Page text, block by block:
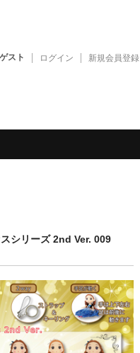
ゲスト ログイン 新規会員登録
シリーズ 2nd Ver. 009